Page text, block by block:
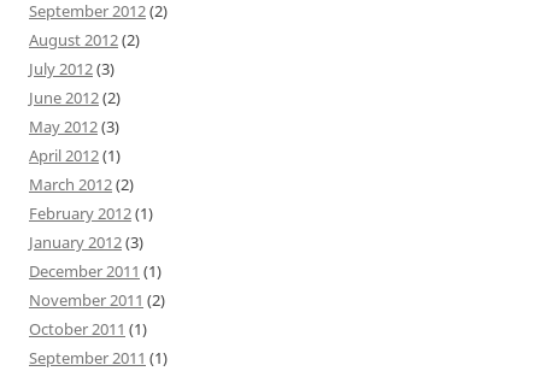
September 2012(2)
August 2012(2)
July 2012(3)
June 2012(2)
May 2012(3)
April 2012(1)
March 2012(2)
February 2012(1)
January 2012(3)
December 2011 (1)
November 2011 (2)
October 2011 (1)
September 2011 (1)